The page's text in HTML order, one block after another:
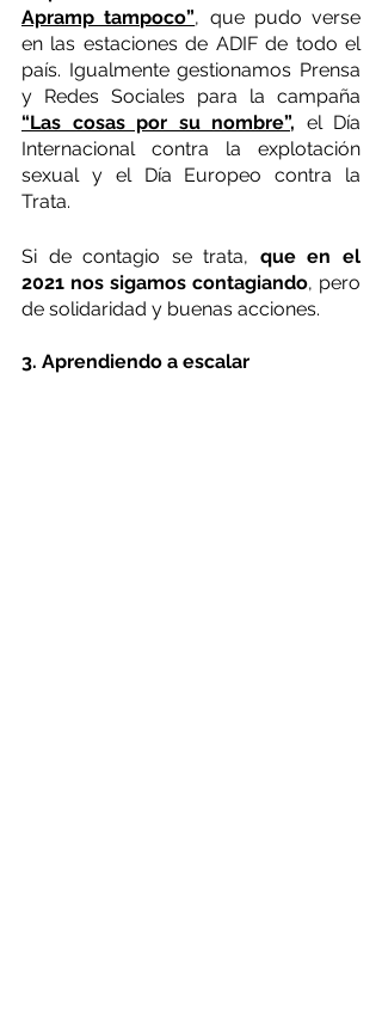
Apramp tampoco”, que pudo verse
en las estaciones de ADIF de todo el
país. Igualmente gestionamos Prensa
“Las cosas por su nombre”, el Día
Internacional contra la explotación
sexual y el Día Europeo contra la
Trata.
Si de contagio se trata, que en el
2021 nos sigamos contagiando, pero
de solidaridad y buenas acciones.
3. Aprendiendo a escalar